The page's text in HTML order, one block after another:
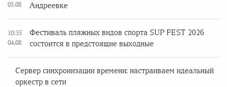
05.08
Андреевке
10:55
04.08
Фестиваль пляжных видов спорта SUP FEST 2026
состоится в предстоящие выходные
Сервер синхронизации времени: настраиваем идеальный
оркестр в сети